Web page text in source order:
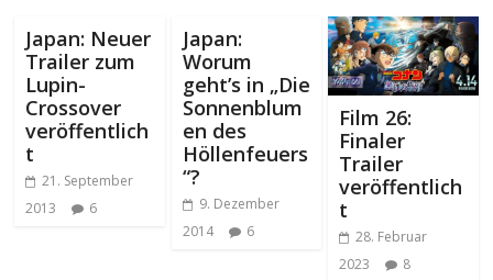
Japan: Neuer
Trailer zum
Lupin-
Crossover
veröffentlich
t
21. September
2013
6
Japan:
Worum
geht’s in „Die
Sonnenblum
en des
Höllenfeuers
“?
9. Dezember
2014
6
Film 26:
Finaler
Trailer
veröffentlich
t
28. Februar
2023
8